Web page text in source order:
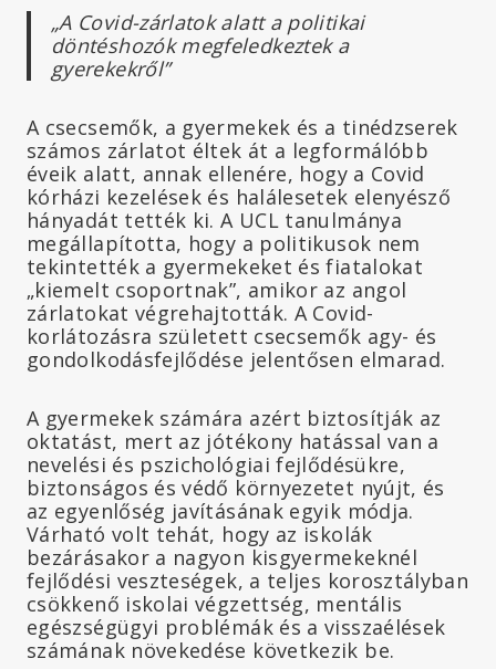
„A Covid-zárlatok alatt a politikai
döntéshozók megfeledkeztek a
gyerekekről”
A csecsemők, a gyermekek és a tinédzserek
számos zárlatot éltek át a legformálóbb
éveik alatt, annak ellenére, hogy a Covid
kórházi kezelések és halálesetek elenyésző
hányadát tették ki. A UCL tanulmánya
megállapította, hogy a politikusok nem
tekintették a gyermekeket és fiatalokat
„kiemelt csoportnak”, amikor az angol
zárlatokat végrehajtották. A Covid-
korlátozásra született csecsemők agy- és
gondolkodásfejlődése jelentősen elmarad.
A gyermekek számára azért biztosítják az
oktatást, mert az jótékony hatással van a
nevelési és pszichológiai fejlődésükre,
biztonságos és védő környezetet nyújt, és
az egyenlőség javításának egyik módja.
Várható volt tehát, hogy az iskolák
bezárásakor a nagyon kisgyermekeknél
fejlődési veszteségek, a teljes korosztályban
csökkenő iskolai végzettség, mentális
egészségügyi problémák és a visszaélések
számának növekedése következik be.